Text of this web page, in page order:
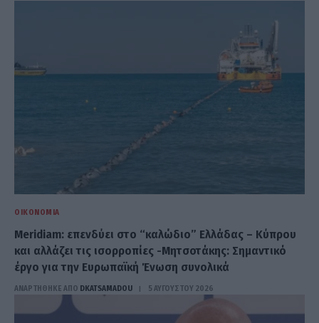
ΟΙΚΟΝΟΜΊΑ
Meridiam: επενδύει στο “καλώδιο” Ελλάδας – Κύπρου
και αλλάζει τις ισορροπίες -Μητσοτάκης: Σημαντικό
έργο για την Ευρωπαϊκή Ένωση συνολικά
ΑΝΑΡΤΗΘΗΚΕ ΑΠΟ DKATSAMADOU 5 ΑΥΓΟΎΣΤΟΥ 2026